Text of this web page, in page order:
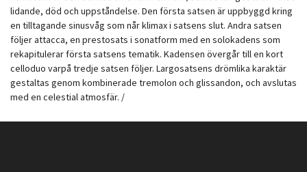
lidande, död och uppståndelse. Den första satsen är uppbyggd kring
en tilltagande sinusvåg som når klimax i satsens slut. Andra satsen
följer attacca, en prestosats i sonatform med en solokadens som
rekapitulerar första satsens tematik. Kadensen övergår till en kort
celloduo varpå tredje satsen följer. Largosatsens drömlika karaktär
gestaltas genom kombinerade tremolon och glissandon, och avslutas
med en celestial atmosfär. /